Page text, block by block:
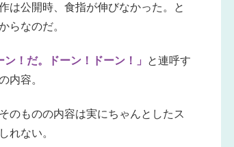
は公開時、食指が伸びなかった。と
らなのだ。
！だ。ドーン！ドーン！」
と連呼す
内容。
のものの内容は実にちゃんとしたス
れない。